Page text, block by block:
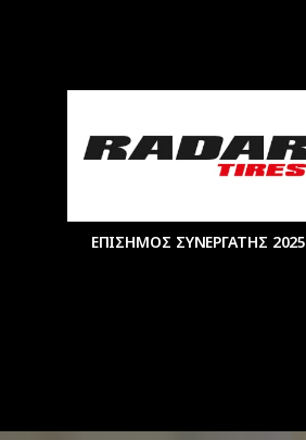
ΕΠΙΣΗΜΟΣ ΣΥΝΕΡΓΑΤΗΣ 2025